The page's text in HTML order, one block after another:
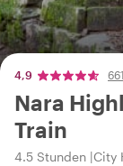
4,9
Nara
Train
4.5 Stunden City